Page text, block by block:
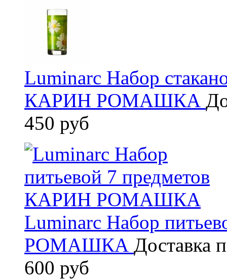
Luminarc Набор
КАРИН РОМАШКА
450 руб
Luminarc Набор
РОМАШКА Доставка
600 руб